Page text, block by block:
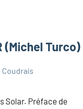
(Michel Turco)
Coudrais
Solar. Préface de